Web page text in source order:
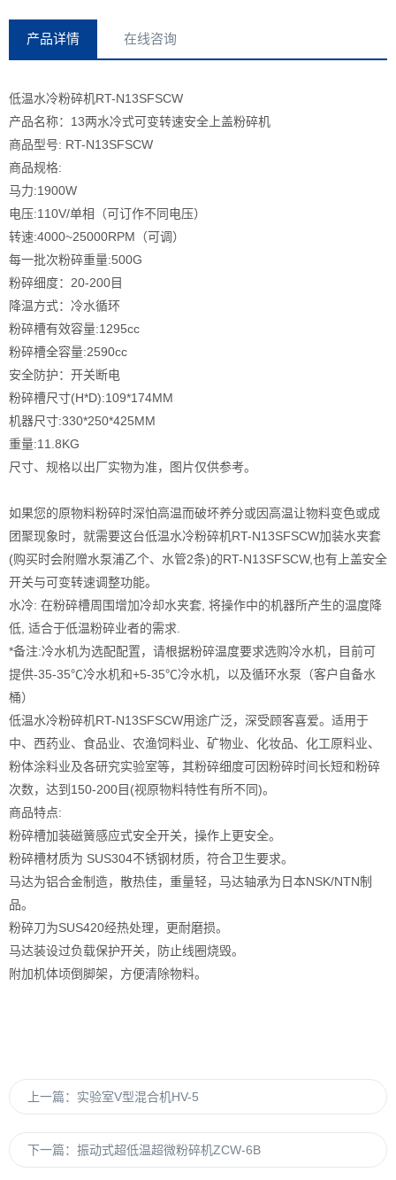
产品详情 在线咨询
低温水冷粉碎机RT-N13SFSCW
产品名称：13两水冷式可变转速安全上盖粉碎机
商品型号: RT-N13SFSCW
商品规格:
马力:1900W
电压:110V/单相（可订作不同电压）
转速:4000~25000RPM（可调）
每一批次粉碎重量:500G
粉碎细度：20-200目
降温方式：冷水循环
粉碎槽有效容量:1295cc
粉碎槽全容量:2590cc
安全防护：开关断电
粉碎槽尺寸(H*D):109*174MM
机器尺寸:330*250*425MM
重量:11.8KG
尺寸、规格以出厂实物为准，图片仅供参考。
如果您的原物料粉碎时深怕高温而破坏养分或因高温让物料变色或成
团聚现象时，就需要这台低温水冷粉碎机RT-N13SFSCW加装水夹套
(购买时会附赠水泵浦乙个、水管2条)的RT-N13SFSCW,也有上盖安全
开关与可变转速调整功能。
水冷: 在粉碎槽周围增加冷却水夹套, 将操作中的机器所产生的温度降
低, 适合于低温粉碎业者的需求.
*备注:冷水机为选配配置，请根据粉碎温度要求选购冷水机，目前可
提供-35-35℃冷水机和+5-35℃冷水机，以及循环水泵（客户自备水
桶）
低温水冷粉碎机RT-N13SFSCW用途广泛，深受顾客喜爱。适用于
中、西药业、食品业、农渔饲料业、矿物业、化妆品、化工原料业、
粉体涂料业及各研究实验室等，其粉碎细度可因粉碎时间长短和粉碎
次数，达到150-200目(视原物料特性有所不同)。
商品特点:
粉碎槽加装磁簧感应式安全开关，操作上更安全。
粉碎槽材质为 SUS304不锈钢材质，符合卫生要求。
马达为铝合金制造，散热佳，重量轻，马达轴承为日本NSK/NTN制
品。
粉碎刀为SUS420经热处理，更耐磨损。
马达装设过负载保护开关，防止线圈烧毁。
附加机体顷倒脚架，方便清除物料。
上一篇： 实验室V型混合机HV-5
下一篇： 振动式超低温超微粉碎机ZCW-6B